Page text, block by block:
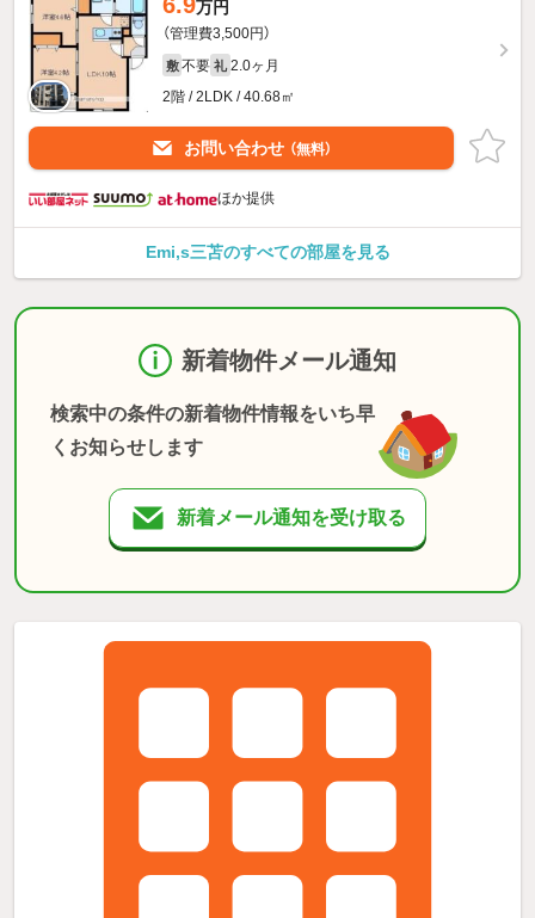
万円
（管理費3,500円）
敷 不要 礼 2.0ヶ月
2階 / 2LDK / 40.68㎡
お問い合わせ （無料）
ほか提供
Emi,s三苫のすべての部屋を見る
新着物件メール通知
検索中の条件の新着物件情報をいち早
くお知らせします
新着メール通知を受け取る